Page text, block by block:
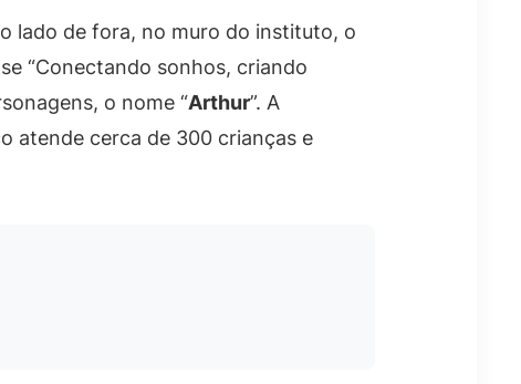
lado de fora, no muro do instituto, o
“Conectando sonhos, criando
o nome “Arthur”. A
atende cerca de 300 crianças e